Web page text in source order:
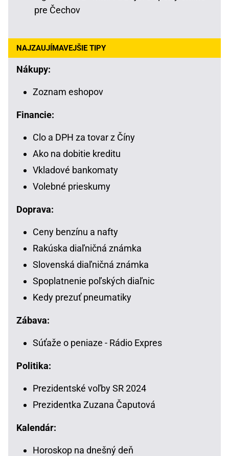
pre Čechov
NAJZAUJÍMAVEJŠIE TIPY
Nákupy:
Zoznam eshopov
Financie:
Clo a DPH za tovar z Číny
Ako na dobitie kreditu
Vkladové bankomaty
Volebné prieskumy
Doprava:
Ceny benzínu a nafty
Rakúska diaľničná známka
Slovenská diaľničná známka
Spoplatnenie poľských diaľnic
Kedy prezuť pneumatiky
Zábava:
Súťaže o peniaze - Rádio Expres
Politika:
Prezidentské voľby SR 2024
Prezidentka Zuzana Čaputová
Kalendár:
Horoskop na dnešný deň